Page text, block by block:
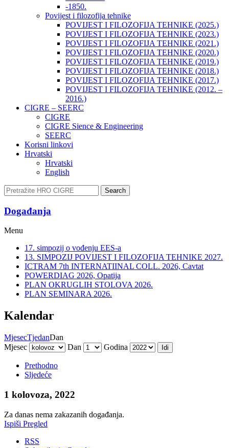
-1850.
Povijest i filozofija tehnike
POVIJEST I FILOZOFIJA TEHNIKE (2025.)
POVIJEST I FILOZOFIJA TEHNIKE (2023.)
POVIJEST I FILOZOFIJA TEHNIKE (2021.)
POVIJEST I FILOZOFIJA TEHNIKE (2020.)
POVIJEST I FILOZOFIJA TEHNIKE (2019.)
POVIJEST I FILOZOFIJA TEHNIKE (2018.)
POVIJEST I FILOZOFIJA TEHNIKE (2017.)
POVIJEST I FILOZOFIJA TEHNIKE (2012. –
2016.)
CIGRE – SEERC
CIGRE
CIGRE Sience & Engineering
SEERC
Korisni linkovi
Hrvatski
Hrvatski
English
Search
Događanja​
Menu
17. simpozij o vođenju EES-a
13. SIMPOZIJ POVIJEST I FILOZOFIJA TEHNIKE 2027.
ICTRAM 7th INTERNATIINAL COLL. 2026, Cavtat
POWERDIAG 2026, Opatija
PLAN OKRUGLIH STOLOVA 2026.
PLAN SEMINARA 2026.
Kalendar
MjesecTjedanDan
Mjesec
Dan Godina
Prethodno
Sljedeće
1 kolovoza, 2022
Za danas nema zakazanih događanja.
Ispiši Pregled
RSS